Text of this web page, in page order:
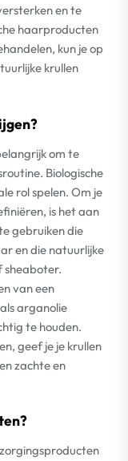
en te
haarproducten
kun je op
krullen
om te
Biologische
rol spelen. Om je
is het aan
gebruiken die
en die natuurlijke
sheaboter.
van een
arganolie
te houden.
geef je je krullen
zachte en